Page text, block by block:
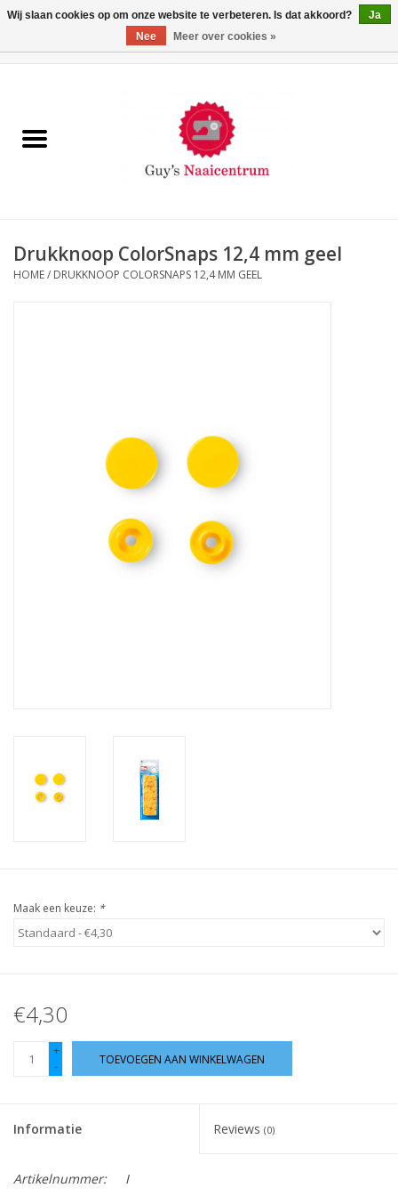
Machines
Cadeaubonnen
Drukknoop ColorSnaps 12,4 mm geel
HOME/ DRUKKNOOP COLORSNAPS 12,4 MM GEEL
Maak een keuze: *
€4,30
+
-
TOEVOEGEN AAN WINKELWAGEN
Informatie Reviews (0)
Artikelnummer:
I
Wij slaan cookies op om onze website te verbeteren. Is dat akkoord?
Ja
Nee
Meer over cookies »